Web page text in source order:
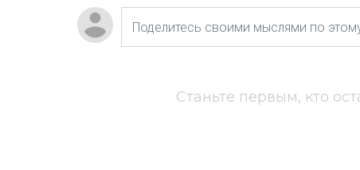
Станьте первым, кто